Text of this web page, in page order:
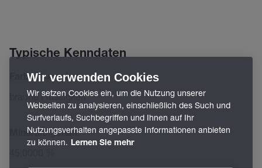
Typische Kenndaten
Farbe/Aussehen
braune Flüssigkeit
Mineralölgehalt
Wir verwenden Cookies
Wir setzen Cookies ein, um die Nutzung unserer
Webseiten zu analysieren, einschließlich des Such und
Surfverlaufs, Suchbegriffen und Ihnen auf Ihr
Nutzungsverhalten angepasste Informationen anbieten
zu können. Lernen Sie mehr